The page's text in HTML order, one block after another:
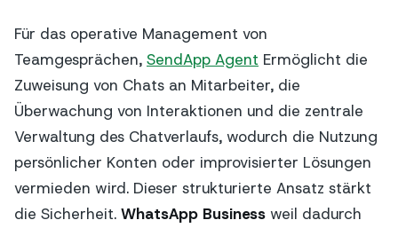
Für das operative Management von
Teamgesprächen, SendApp Agent Ermöglicht die
Zuweisung von Chats an Mitarbeiter, die
Überwachung von Interaktionen und die zentrale
Verwaltung des Chatverlaufs, wodurch die Nutzung
persönlicher Konten oder improvisierter Lösungen
vermieden wird. Dieser strukturierte Ansatz stärkt
die Sicherheit. WhatsApp Business weil dadurch